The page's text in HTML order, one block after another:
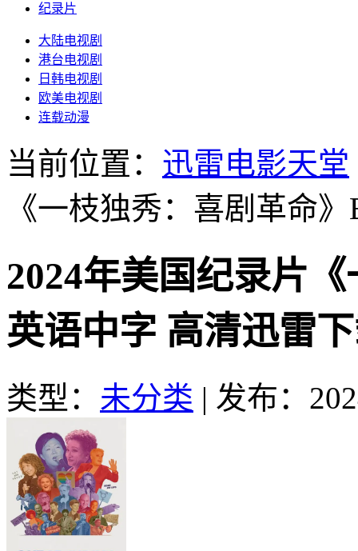
纪录片
大陆电视剧
港台电视剧
日韩电视剧
欧美电视剧
连载动漫
当前位置： 迅雷电影天堂
《一枝独秀：喜剧革命
2024年美国纪录片
英语中字 高清迅雷
类型： 未分类 | 发布：